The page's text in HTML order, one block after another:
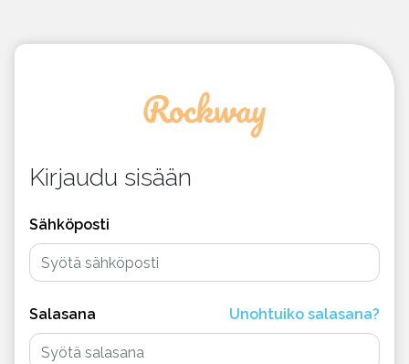
Kirjaudu sisään
Sähköposti
Salasana Unohtuiko salasana?